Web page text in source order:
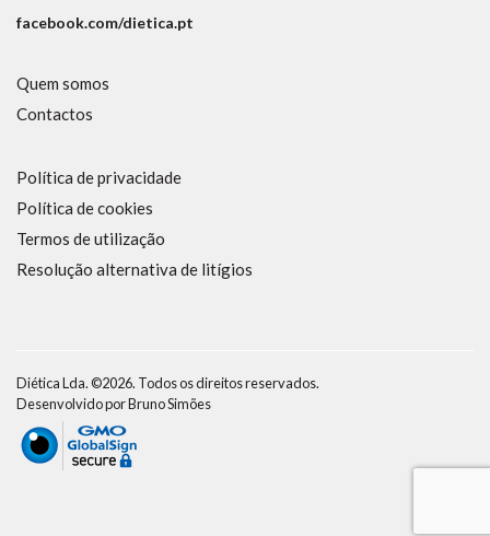
facebook.com/dietica.pt
Quem somos
Contactos
Política de privacidade
Política de cookies
Termos de utilização
Resolução alternativa de litígios
Diética Lda. ©2026. Todos os direitos reservados.
Desenvolvido porBruno Simões